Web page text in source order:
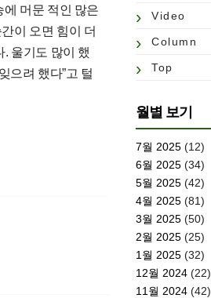
에 머문 적인 많은
이 오면 힘이 더
. 울기도 많이 했
으려 했다”고 털
Video
Column
Top
월별 보기
7월 2025 (12)
6월 2025 (34)
5월 2025 (42)
4월 2025 (81)
3월 2025 (50)
2월 2025 (25)
1월 2025 (32)
12월 2024 (22)
11월 2024 (42)